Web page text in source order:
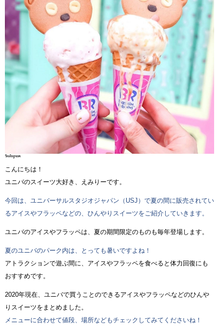
こんにちは！
ユニバのスイーツ大好き、えみりーです。
今回は、ユニバーサルスタジオジャパン（USJ）で夏の間に販売されてい
るアイスやフラッペなどの、ひんやりスイーツをご紹介していきます。
ユニバのアイスやフラッペは、夏の期間限定のものも毎年登場します。
夏のユニバのパーク内は、とっても暑いですよね！
アトラクションで遊ぶ間に、アイスやフラッペを食べると体力回復にも
おすすめです。
2020年現在、ユニバで買うことのできるアイスやフラッペなどのひんや
りスイーツをまとめました。
メニューに合わせて値段、場所などもチェックしてみてくださいね！